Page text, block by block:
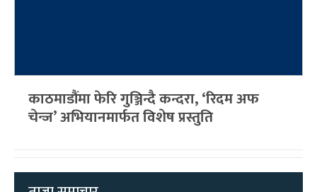
काठमाडौंमा फेरि गुञ्जिन्दै कन्दरा, ‘रिदम अफ
चेन्ज’ अभियानमार्फत विशेष प्रस्तुति